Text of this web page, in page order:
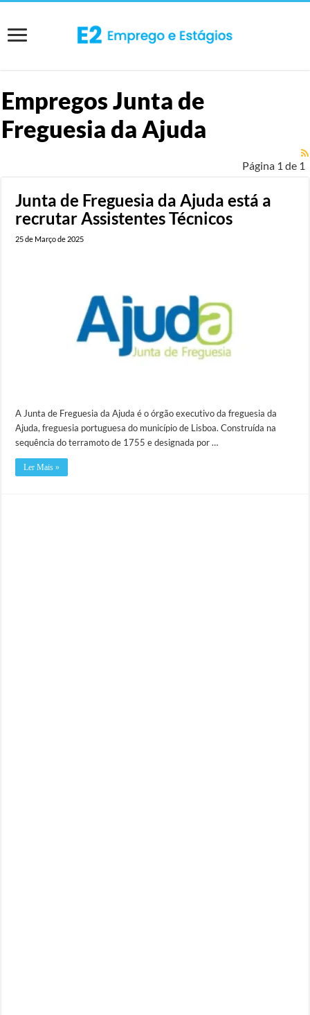
EmpregosJunta de
Freguesia da Ajuda
Página 1 de 1
Junta de Freguesia da Ajuda está a
recrutar Assistentes Técnicos
25 de Março de 2025
A Junta de Freguesia da Ajuda é o órgão executivo da freguesia da
Ajuda, freguesia portuguesa do município de Lisboa. Construída na
sequência do terramoto de 1755 e designada por …
Ler Mais »